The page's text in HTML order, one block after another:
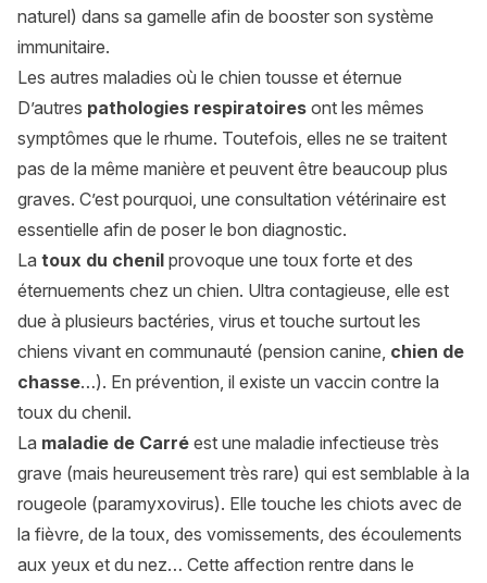
naturel) dans sa gamelle afin de booster son système
immunitaire.
Les autres maladies où le chien tousse et éternue
D’autres pathologies respiratoires ont les mêmes
symptômes que le rhume. Toutefois, elles ne se traitent
pas de la même manière et peuvent être beaucoup plus
graves. C’est pourquoi, une consultation vétérinaire est
essentielle afin de poser le bon diagnostic.
La toux du chenil provoque une toux forte et des
éternuements chez un chien. Ultra contagieuse, elle est
due à plusieurs bactéries, virus et touche surtout les
chiens vivant en communauté (pension canine, chien de
chasse…). En prévention, il existe un vaccin contre la
toux du chenil.
La maladie de Carré est une maladie infectieuse très
grave (mais heureusement très rare) qui est semblable à la
rougeole (paramyxovirus). Elle touche les chiots avec de
la fièvre, de la toux, des vomissements, des écoulements
aux yeux et du nez… Cette affection rentre dans le